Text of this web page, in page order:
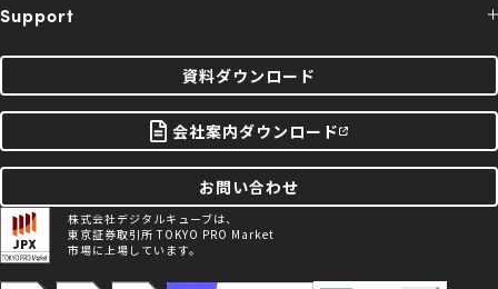
Support
資料ダウンロード
会社案内ダウンロード
お問い合わせ
株式会社デジタルキューブは、
東京証券取引所 TOKYO PRO Market
市場に上場しています。